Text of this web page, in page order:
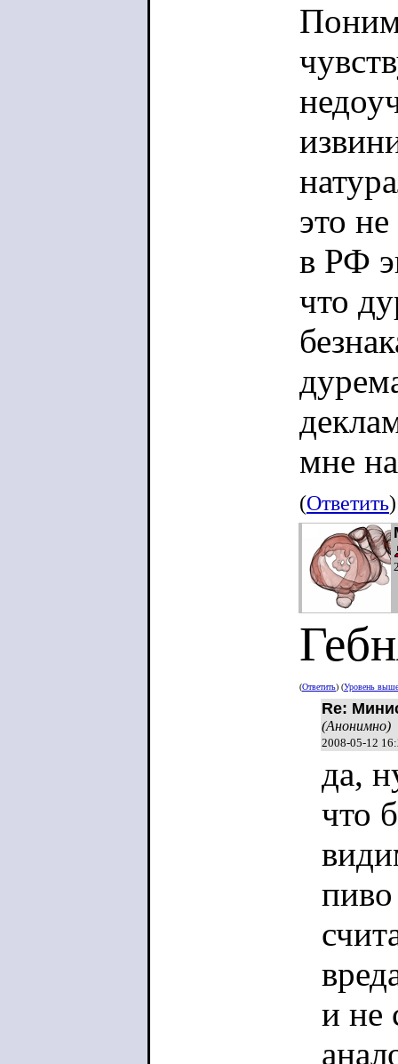
это
в РФ
что
мне
(Ответить
(Ответить) (Уровень выше
Re:
(Анонимно)
2008-05-12
да,
что
и не